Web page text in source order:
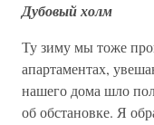
Дубовый холм
Ту зиму мы тоже
апартаментах,
нашего дома шло
об обстановке. Я